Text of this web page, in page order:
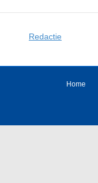
Redactie
Home